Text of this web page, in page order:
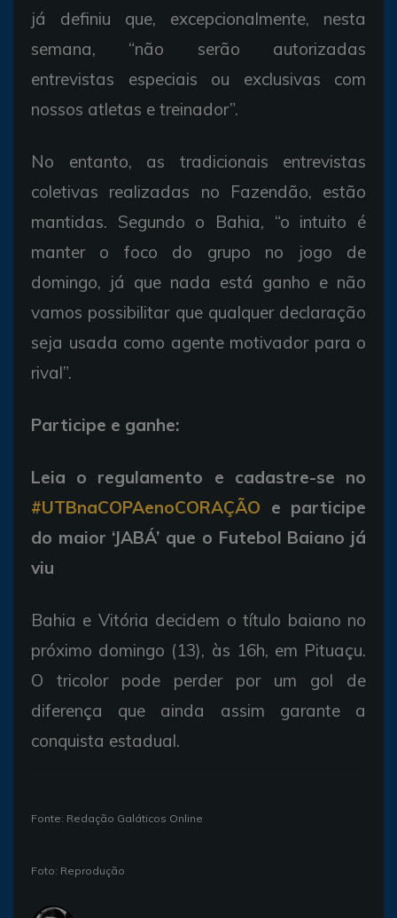
já definiu que, excepcionalmente, nesta
semana, “não serão autorizadas
entrevistas especiais ou exclusivas com
nossos atletas e treinador”.
No entanto, as tradicionais entrevistas
coletivas realizadas no Fazendão, estão
mantidas. Segundo o Bahia, “o intuito é
manter o foco do grupo no jogo de
domingo, já que nada está ganho e não
vamos possibilitar que qualquer declaração
seja usada como agente motivador para o
rival”.
Participe e ganhe:
Leia o regulamento e cadastre-se no
#UTBnaCOPAenoCORAÇÃO e participe
do maior ‘JABÁ’ que o Futebol Baiano já
viu
Bahia e Vitória decidem o título baiano no
próximo domingo (13), às 16h, em Pituaçu.
O tricolor pode perder por um gol de
diferença que ainda assim garante a
conquista estadual.
Fonte: Redação Galáticos Online
Foto: Reprodução